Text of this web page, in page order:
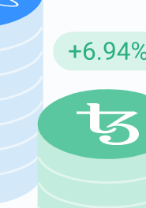
1000.000
Inscreva-se
Seja o primeiro a
criptografia